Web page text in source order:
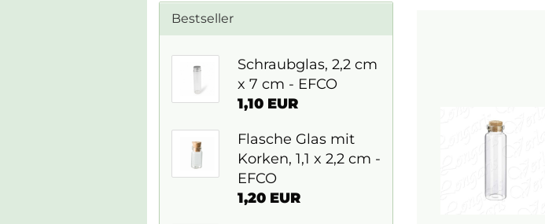
Bestseller
Schraubglas, 2,2 cm
x 7 cm - EFCO
1,10 EUR
Flasche Glas mit
Korken, 1,1 x 2,2 cm -
EFCO
1,20 EUR